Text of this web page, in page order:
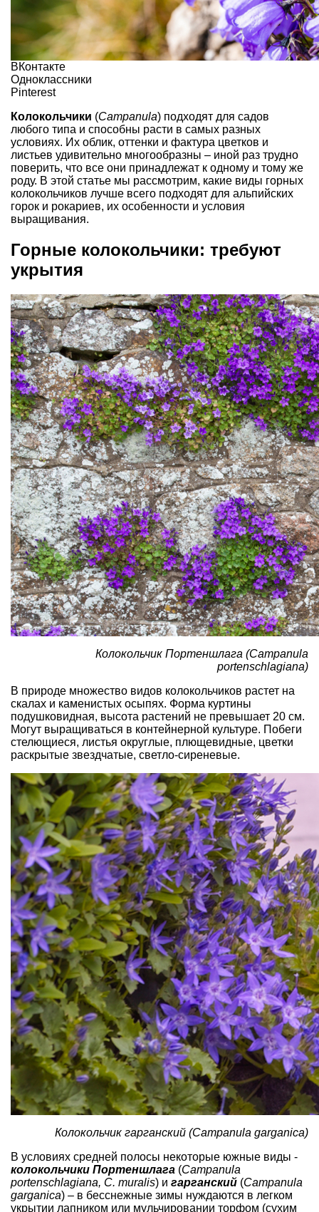
ВКонтакте
Одноклассники
Pinterest
Колокольчики (Campanula) подходят для садов
любого типа и способны расти в самых разных
условиях. Их облик, оттенки и фактура цветков и
листьев удивительно многообразны – иной раз трудно
поверить, что все они принадлежат к одному и тому же
роду. В этой статье мы рассмотрим, какие виды горных
колокольчиков лучше всего подходят для альпийских
горок и рокариев, их особенности и условия
выращивания.
Горные колокольчики: требуют
укрытия
Колокольчик Портеншлага (Campanula
portenschlagiana)
В природе множество видов колокольчиков растет на
скалах и каменистых осыпях. Форма куртины
подушковидная, высота растений не превышает 20 см.
Могут выращиваться в контейнерной культуре. Побеги
стелющиеся, листья округлые, плющевидные, цветки
раскрытые звездчатые, светло-сиреневые.
Колокольчик гарганский (Campanula garganica)
В условиях средней полосы некоторые южные виды -
колокольчики Портеншлага (Campanula
portenschlagiana, C. muralis) и гарганский (Campanula
garganica) – в бесснежные зимы нуждаются в легком
укрытии лапником или мульчировании торфом (сухим